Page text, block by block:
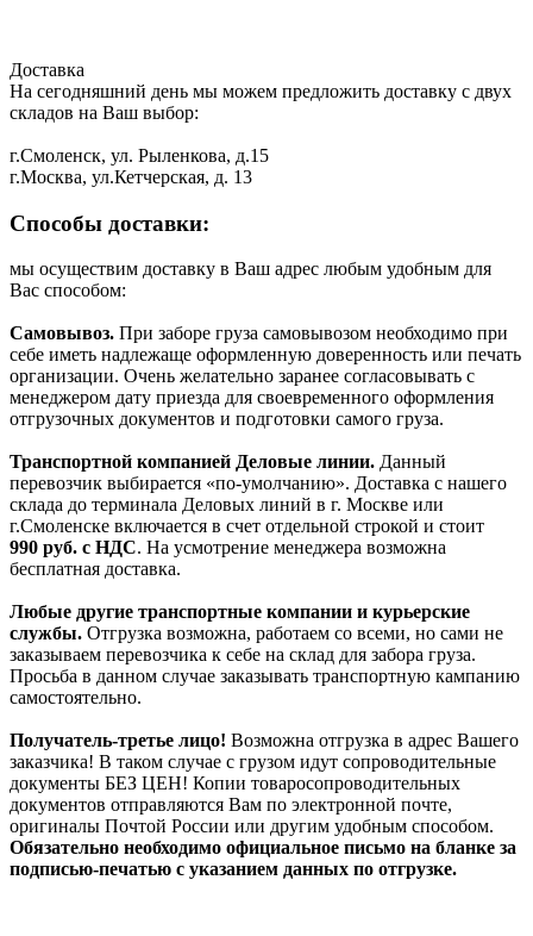
Доставка
На сегодняшний день мы можем предложить доставку с двух
складов на Ваш выбор:
г.Смоленск, ул. Рыленкова, д.15
г.Москва, ул.Кетчерская, д. 13
Способы доставки:
мы осуществим доставку в Ваш адрес любым удобным для
Вас способом:
Самовывоз. При заборе груза самовывозом необходимо при
себе иметь надлежаще оформленную доверенность или печать
организации. Очень желательно заранее согласовывать с
менеджером дату приезда для своевременного оформления
отгрузочных документов и подготовки самого груза.
Транспортной компанией Деловые линии. Данный
перевозчик выбирается «по-умолчанию». Доставка с нашего
склада до терминала Деловых линий в г. Москве или
г.Смоленске включается в счет отдельной строкой и стоит
990 руб. с НДС. На усмотрение менеджера возможна
бесплатная доставка.
Любые другие транспортные компании и курьерские
службы. Отгрузка возможна, работаем со всеми, но сами не
заказываем перевозчика к себе на склад для забора груза.
Просьба в данном случае заказывать транспортную кампанию
самостоятельно.
Получатель-третье лицо! Возможна отгрузка в адрес Вашего
заказчика! В таком случае с грузом идут сопроводительные
документы БЕЗ ЦЕН! Копии товаросопроводительных
документов отправляются Вам по электронной почте,
оригиналы Почтой России или другим удобным способом.
Обязательно необходимо официальное письмо на бланке за
подписью-печатью с указанием данных по отгрузке.